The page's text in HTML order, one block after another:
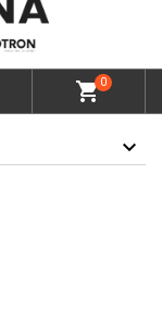
shopping_cart0